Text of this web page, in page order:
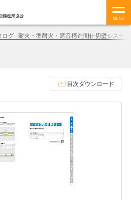
MENU
ログ | 耐火・準耐火・遮音構造間仕切壁システム
目次ダウンロード